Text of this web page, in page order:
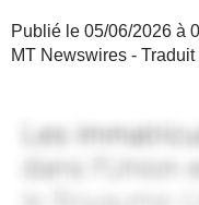
Publié le 05/06/2026 à
MT Newswires -